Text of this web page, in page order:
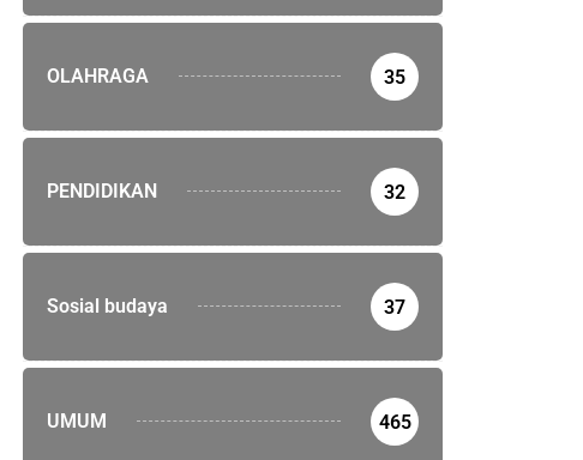
OLAHRAGA 35
PENDIDIKAN 32
Sosial budaya 37
UMUM 465